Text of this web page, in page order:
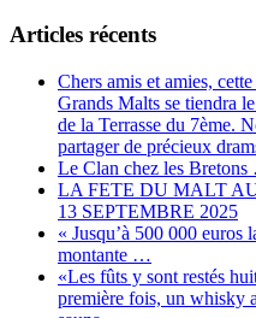
Articles récents
Chers amis et amies,
Grands Malts se tiendra
de la Terrasse du 7ème.
partager de précieux
Le Clan chez les
LA FETE DU MALT
13 SEPTEMBRE 2025
« Jusqu’à 500 000
montante …
«Les fûts y sont restés
première fois, un whisky